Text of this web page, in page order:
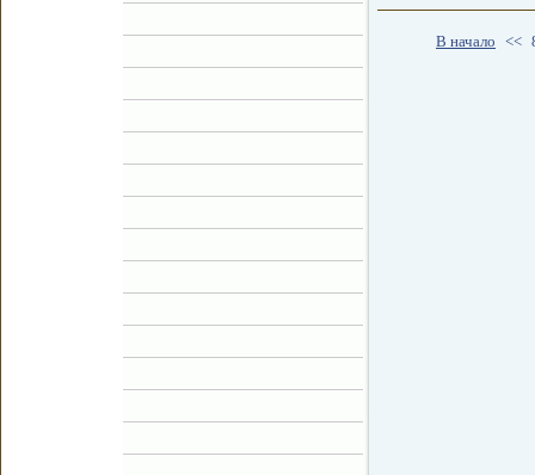
В начало <<